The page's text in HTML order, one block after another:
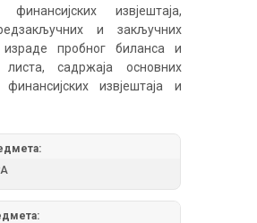
финансијских извјештаја,
и закључних
пробног биланса и
листа, садржаја основних
извјештаја и